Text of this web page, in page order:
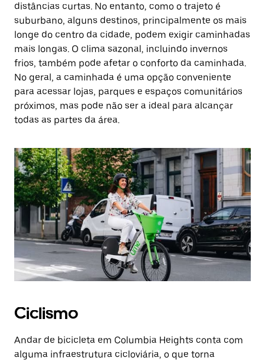
distâncias curtas. No entanto, como o trajeto é
suburbano, alguns destinos, principalmente os mais
longe do centro da cidade, podem exigir caminhadas
mais longas. O clima sazonal, incluindo invernos
frios, também pode afetar o conforto da caminhada.
No geral, a caminhada é uma opção conveniente
para acessar lojas, parques e espaços comunitários
próximos, mas pode não ser a ideal para alcançar
todas as partes da área.
Ciclismo
Andar de bicicleta em Columbia Heights conta com
alguma infraestrutura cicloviária, o que torna